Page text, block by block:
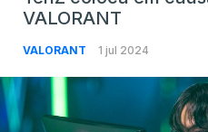
VALORANT
VALORANT 1 jul 2024